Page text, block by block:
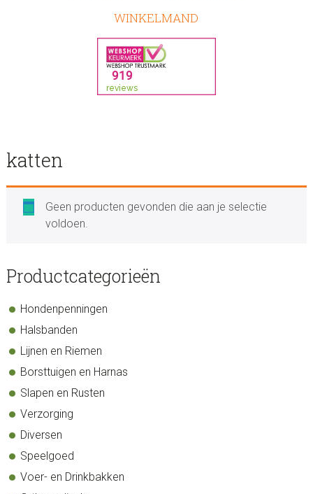
WINKELMAND
katten
Geen producten gevonden die aan je selectie
voldoen.
sidebar
Store
Productcategorieën
Hondenpenningen
Halsbanden
Lijnen en Riemen
Borsttuigen en Harnas
Slapen en Rusten
Verzorging
Diversen
Speelgoed
Voer- en Drinkbakken